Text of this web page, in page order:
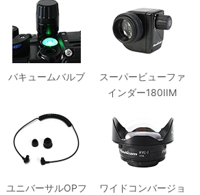
バキュームバルブ
スーパービューファ
インダー180IIM
ユニバーサルOPフ
ワイドコンバージョ